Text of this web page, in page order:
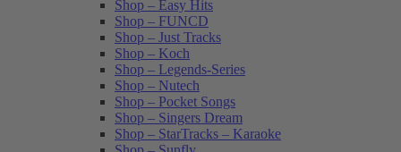
Shop – Easy Hits
Shop – FUNCD
Shop – Just Tracks
Shop – Koch
Shop – Legends-Series
Shop – Nutech
Shop – Pocket Songs
Shop – Singers Dream
Shop – StarTracks – Karaoke